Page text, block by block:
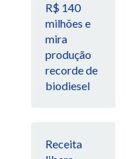
R$ 140
milhões e
mira
produção
recorde de
biodiesel
Receita